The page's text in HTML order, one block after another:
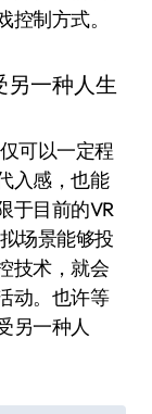
制方式。
可以一定程
入感，也能
于目前的VR
场景能够投
技术，就会
动。也许等
另一种人